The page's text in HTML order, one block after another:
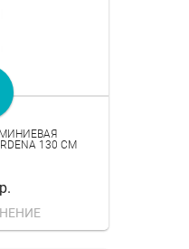
130 СМ